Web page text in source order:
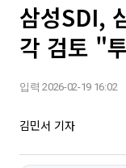
삼성SDI,
각 검토 "
입력 2026-02-19 16:02
김민서 기자